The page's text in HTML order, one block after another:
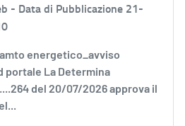
- Data di Pubblicazione 21-
energetico_avviso
portale La Determina
....264 del 20/07/2026 approva il